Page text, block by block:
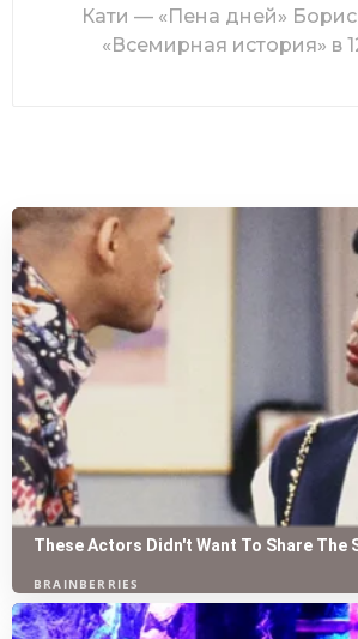
Кати — «Пена дней»
«Всемирная история» в